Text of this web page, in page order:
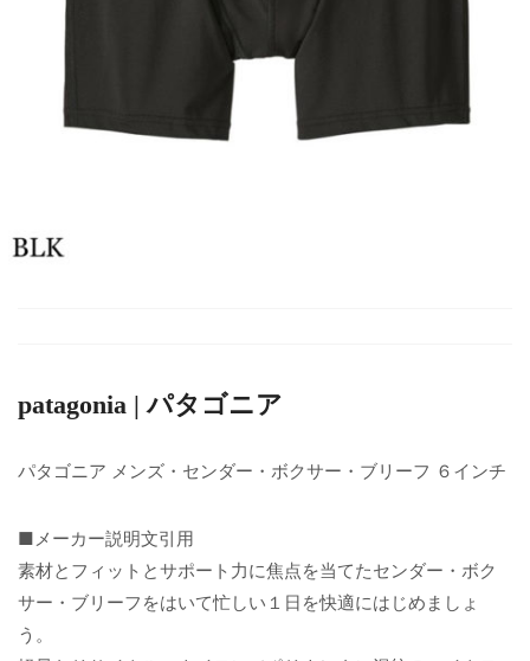
patagonia | パタゴニア
パタゴニア メンズ・センダー・ボクサー・ブリーフ ６インチ
■メーカー説明文引用
素材とフィットとサポート力に焦点を当てたセンダー・ボク
サー・ブリーフをはいて忙しい１日を快適にはじめましょ
う。